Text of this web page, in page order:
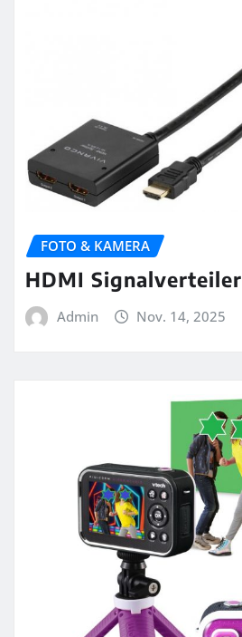
FOTO & KAMERA
HDMI Signalverteiler
Admin Nov. 14, 2025